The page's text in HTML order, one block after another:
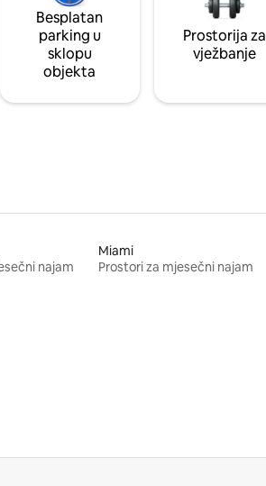
Besplatan
parking u
sklopu
objekta
Prostorija za
vježbanje
najam
Miami
Prostori za mjesečni najam